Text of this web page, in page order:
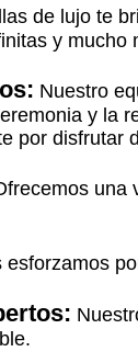
de lujo te
y
Nuestro
y la
por disfrutar
una
esforzamos